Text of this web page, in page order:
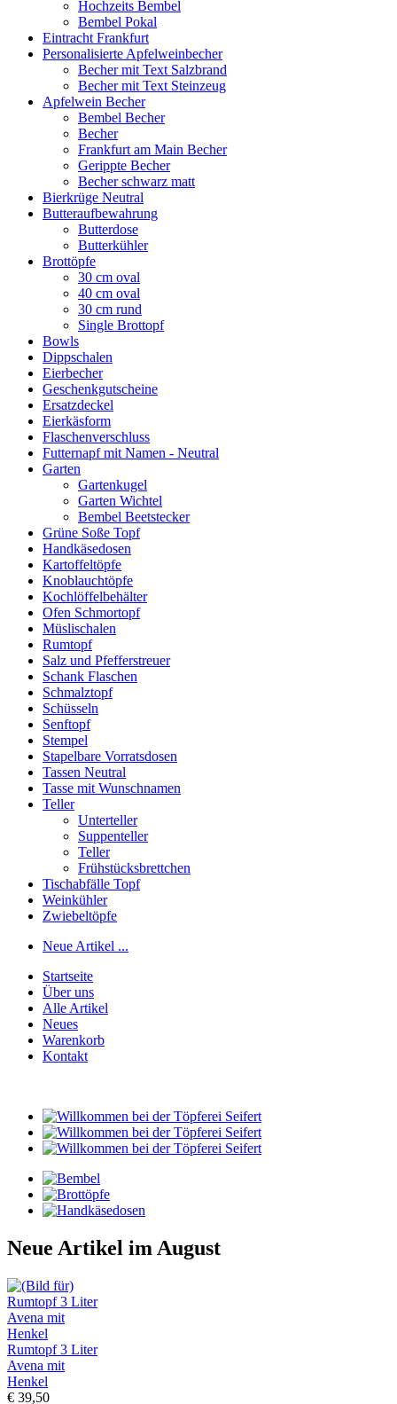
Hochzeits Bembel
Bembel Pokal
Eintracht Frankfurt
Personalisierte Apfelweinbecher
Becher mit Text Salzbrand
Becher mit Text Steinzeug
Apfelwein Becher
Bembel Becher
Becher
Frankfurt am Main Becher
Gerippte Becher
Becher schwarz matt
Bierkrüge Neutral
Butteraufbewahrung
Butterdose
Butterkühler
Brottöpfe
30 cm oval
40 cm oval
30 cm rund
Single Brottopf
Bowls
Dippschalen
Eierbecher
Geschenkgutscheine
Ersatzdeckel
Eierkäsform
Flaschenverschluss
Futternapf mit Namen - Neutral
Garten
Gartenkugel
Garten Wichtel
Bembel Beetstecker
Grüne Soße Topf
Handkäsedosen
Kartoffeltöpfe
Knoblauchtöpfe
Kochlöffelbehälter
Ofen Schmortopf
Müslischalen
Rumtopf
Salz und Pfefferstreuer
Schank Flaschen
Schmalztopf
Schüsseln
Senftopf
Stempel
Stapelbare Vorratsdosen
Tassen Neutral
Tasse mit Wunschnamen
Teller
Unterteller
Suppenteller
Teller
Frühstücksbrettchen
Tischabfälle Topf
Weinkühler
Zwiebeltöpfe
Neue Artikel ...
Startseite
Über uns
Alle Artikel
Neues
Warenkorb
Kontakt
Neue Artikel im August
Rumtopf 3 Liter
Avena mit
Henkel
€ 39,50